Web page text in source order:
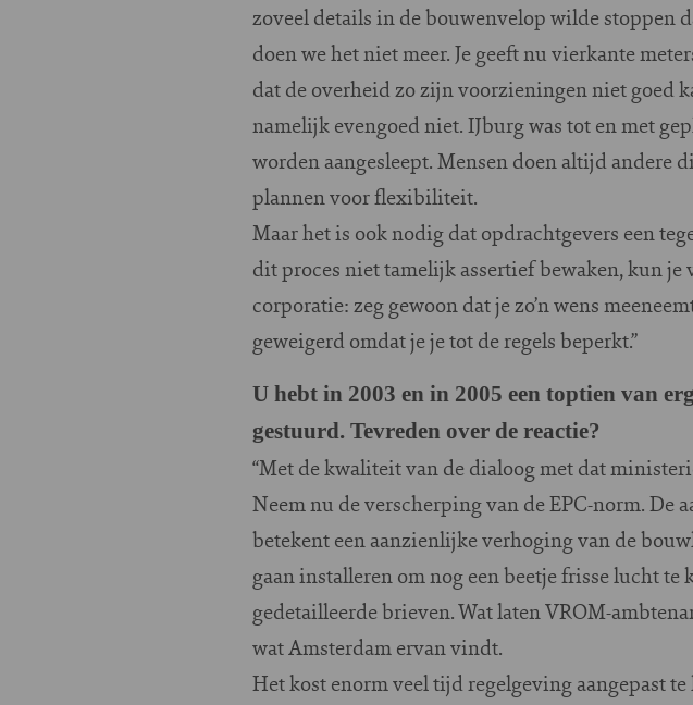
zoveel details in de bouwenvelop wilde stoppen
doen we het niet meer. Je geeft nu vierkante
dat de overheid zo zijn voorzieningen niet goed
namelijk evengoed niet. IJburg was tot en met
worden aangesleept. Mensen doen altijd andere
plannen voor flexibiliteit.
Maar het is ook nodig dat opdrachtgevers een
dit proces niet tamelijk assertief bewaken, kun je
corporatie: zeg gewoon dat je zo’n wens
geweigerd omdat je je tot de regels beperkt.”
U hebt in 2003 en in 2005 een toptien van
gestuurd. Tevreden over de reactie?
“Met de kwaliteit van de dialoog met dat
Neem nu de verscherping van de EPC-norm.
betekent een aanzienlijke verhoging van de
gaan installeren om nog een beetje frisse lucht
gedetailleerde brieven. Wat laten VROM-
wat Amsterdam ervan vindt.
Het kost enorm veel tijd regelgeving aangepast